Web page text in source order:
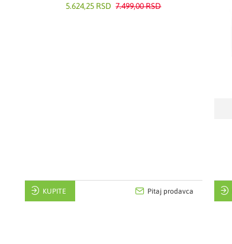
5.624,25 RSD 7.499,00 RSD
KUPITE Pitaj prodavca